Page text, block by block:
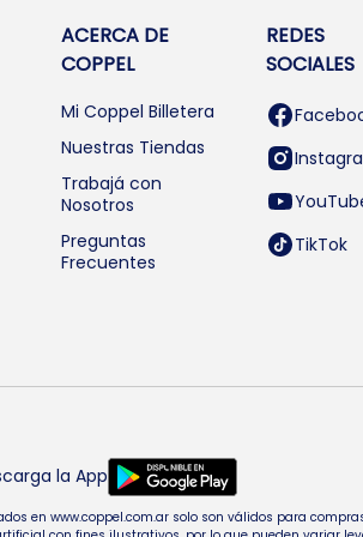
ACERCA DE
COPPEL
Mi Coppel Billetera
Nuestras Tiendas
Trabajá con
Nosotros
Preguntas
Frecuentes
REDES
SOCIALES
TikTok
la App
en www.coppel.com.ar solo son válidos para